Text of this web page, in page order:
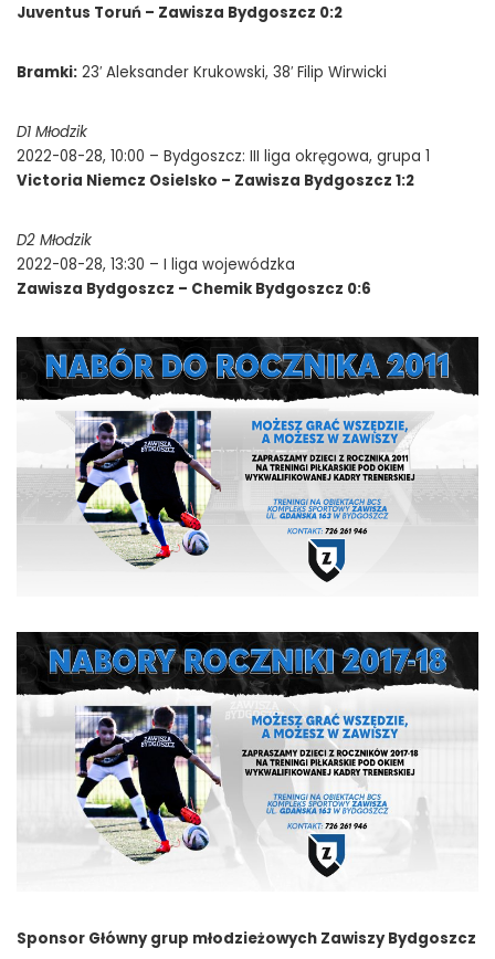
Juventus Toruń – Zawisza Bydgoszcz 0:2
Bramki: 23′ Aleksander Krukowski, 38′ Filip Wirwicki
D1 Młodzik
2022-08-28, 10:00 – Bydgoszcz: III liga okręgowa, grupa 1
Victoria Niemcz Osielsko – Zawisza Bydgoszcz 1:2
D2 Młodzik
2022-08-28, 13:30 – I liga wojewódzka
Zawisza Bydgoszcz – Chemik Bydgoszcz 0:6
Sponsor Główny grup młodzieżowych Zawiszy Bydgoszcz